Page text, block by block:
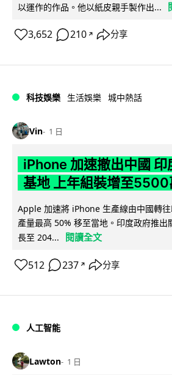
以運作的作品。他以紙皮親手製作出...
3,652 210 ↗ 分享
科技娛樂 生活娛樂 城中熱話
Vin 1 日
iPhone 加速撤出中國 印
基地 上年組裝增至5500
Apple 加速將 iPhone 生產線由中國轉
產量最高 50% 移至當地。印度政府推出
長至 204...
閱讀全文
512 237 ↗ 分享
人工智能
Lawton 1 日